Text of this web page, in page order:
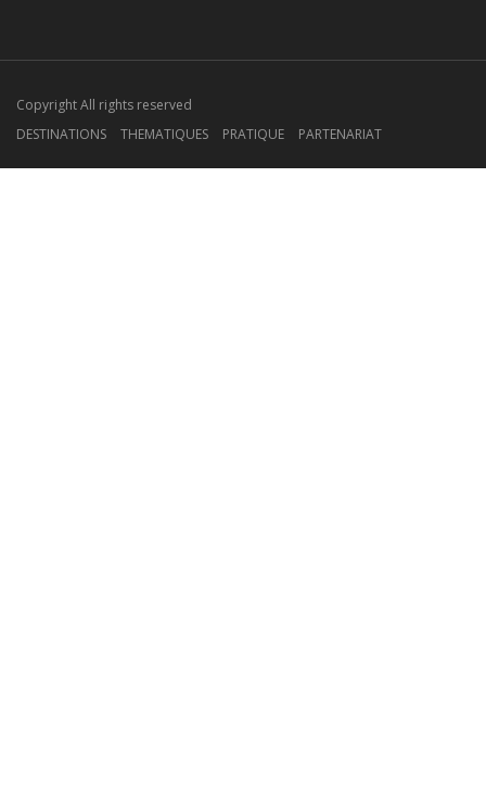
Copyright All rights reserved
DESTINATIONS
THEMATIQUES PRATIQUE PARTENARIAT